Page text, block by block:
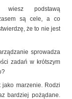
podstawą
są cele, a co
że to nie jest
sprowadza
zadań w krótszym
marzenie. Rodzi
bardziej pożądane.